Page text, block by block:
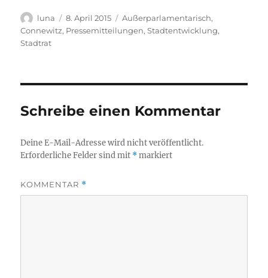
Autor
luna
Veröffentlicht
am
8. April 2015 Kategorien
Außerparlamentarisch,
Connewitz, Pressemitteilungen,Stadtentwicklung,
Stadtrat
Schreibe einen Kommentar
Deine E-Mail-Adresse wird nicht veröffentlicht.
Erforderliche Felder sind mit *markiert
KOMMENTAR *